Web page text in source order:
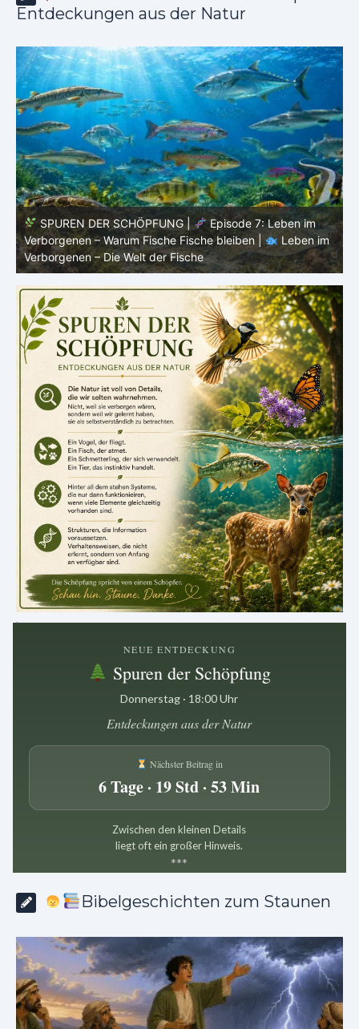
Entdeckungen aus der Natur
SPUREN DER SCHÖPFUNG |
Episode 6:
Fortpflanzung im offenen Raum – Ordnung ohne Nest |
Leben im Verborgenen – Die Welt der Fische
.
NEUE ENTDECKUNG
Spuren der Schöpfung
Donnerstag · 18:00 Uhr
Entdeckungen aus der Natur
Nächster Beitrag in
6 Tage · 19 Std · 53 Min
Zwischen den kleinen Details
liegt oft ein großer Hinweis.
***
Bibelgeschichten zum Staunen